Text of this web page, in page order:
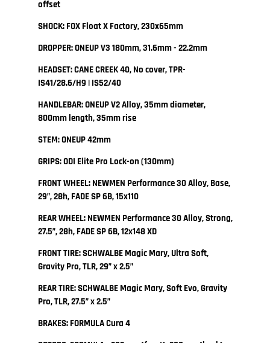
offset
SHOCK: FOX Float X Factory, 230x65mm
DROPPER: ONEUP V3 180mm, 31.6mm - 22.2mm
HEADSET: CANE CREEK 40, No cover, TPR-
IS41/28.6/H9 | IS52/40
HANDLEBAR: ONEUP V2 Alloy, 35mm diameter,
800mm length, 35mm rise
STEM: ONEUP 42mm
GRIPS: ODI Elite Pro Lock-on (130mm)
FRONT WHEEL: NEWMEN Performance 30 Alloy, Base,
29”, 28h, FADE SP 6B, 15x110
REAR WHEEL: NEWMEN Performance 30 Alloy, Strong,
27.5”, 28h, FADE SP 6B, 12x148 XD
FRONT TIRE: SCHWALBE Magic Mary, Ultra Soft,
Gravity Pro, TLR, 29” x 2.5”
REAR TIRE: SCHWALBE Magic Mary, Soft Evo, Gravity
Pro, TLR, 27.5” x 2.5”
BRAKES: FORMULA Cura 4